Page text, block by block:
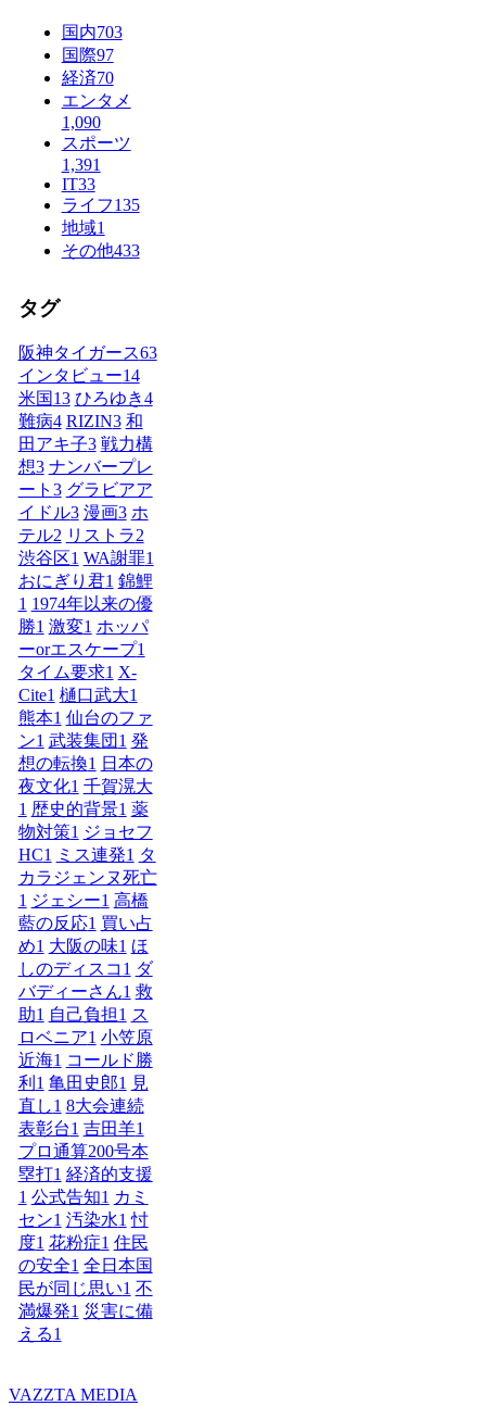
国内703
国際97
経済70
エンタメ
1,090
スポーツ
1,391
IT33
ライフ135
地域1
その他433
タグ
阪神タイガース63
インタビュー14
米国13 ひろゆき4
難病4 RIZIN3 和
田アキ子3 戦力構
想3 ナンバープレ
ート 3 グラビアア
イドル3 漫画3 ホ
テル2 リストラ2
渋谷区1 WA謝罪1
おにぎり君1 錦鯉
1 1974年以来の優
勝1 激変1 ホッパ
ーorエスケープ1
タイム要求1 X-
Cite1 樋口武大1
熊本1 仙台のファ
ン1 武装集団 1 発
想の転換1 日本の
夜文化1 千賀滉大
1 歴史的背景1 薬
物対策1 ジョセフ
HC1 ミス連発1 タ
カラジェンヌ死亡
1 ジェシー1 高橋
藍の反応1 買い占
め1 大阪の味1 ほ
しのディスコ 1 ダ
バディーさん1 救
助1 自己負担1 ス
ロベニア1 小笠原
近海1 コールド勝
利 1 亀田史郎1 見
直し1 8大会連続
表彰台1 吉田羊1
プロ通算200号本
塁打1 経済的支援
1 公式告知1 カミ
セン1 汚染水1 忖
度1 花粉症1 住民
の安全1 全日本国
民が同じ思い1 不
満爆発1 災害に備
える1
VAZZTA MEDIA